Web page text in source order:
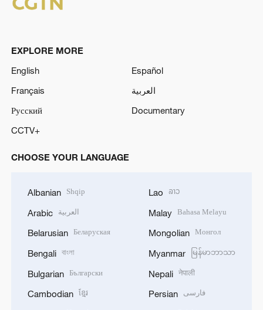
EXPLORE MORE
English
Español
Français
العربية
Русский
Documentary
CCTV+
CHOOSE YOUR LANGUAGE
Albanian Shqip
Arabic العربية
Belarusian Беларуская
Bengali বাংলা
Bulgarian Български
Cambodian ខ្មែរ
Lao ລາວ
Malay Bahasa Melayu
Mongolian Монгол
Myanmar မြန်မာဘာသာ
Nepali नेपाली
Persian فارسی